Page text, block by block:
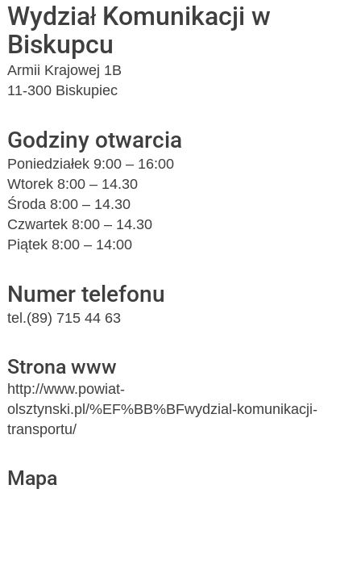
Wydział Komunikacji w
Biskupcu
Armii Krajowej 1B
11-300 Biskupiec
Godziny otwarcia
Poniedziałek 9:00 – 16:00
Wtorek 8:00 – 14.30
Środa 8:00 – 14.30
Czwartek 8:00 – 14.30
Piątek 8:00 – 14:00
Numer telefonu
tel.(89) 715 44 63
Strona www
http://www.powiat-
olsztynski.pl/%EF%BB%BFwydzial-komunikacji-
transportu/
Mapa